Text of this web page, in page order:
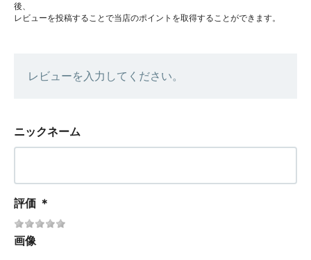
後、
レビューを投稿することで当店のポイントを取得することができます。
レビューを入力してください。
ニックネーム
評価 ＊
画像